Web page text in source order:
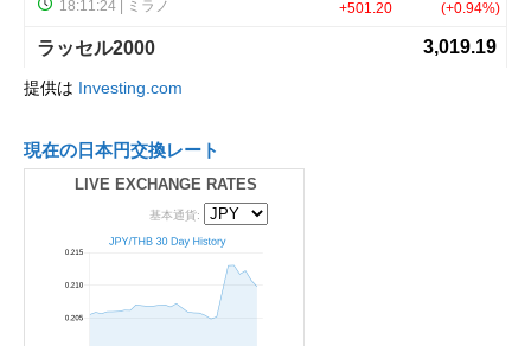
提供は Investing.com
現在の日本円交換レート
LIVE EXCHANGE RATES